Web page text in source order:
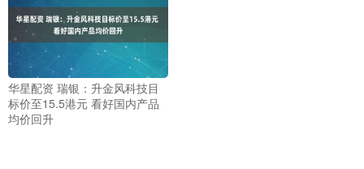
华星配资 瑞银：升金风科技目
标价至15.5港元 看好国内产品
均价回升